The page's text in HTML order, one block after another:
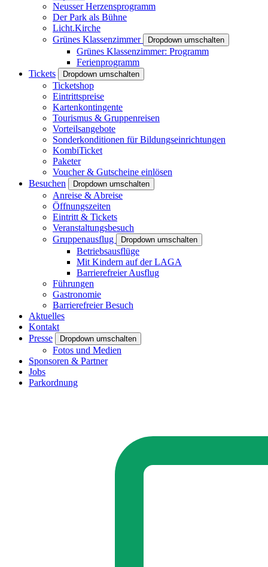
Neusser Herzensprogramm
Der Park als Bühne
Licht.Kirche
Grünes Klassenzimmer
Dropdown umschalten
Grünes Klassenzimmer: Programm
Ferienprogramm
Tickets
Dropdown umschalten
Ticketshop
Eintrittspreise
Kartenkontingente
Tourismus & Gruppenreisen
Vorteilsangebote
Sonderkonditionen für Bildungseinrichtungen
KombiTicket
Paketer
Voucher & Gutscheine einlösen
Besuchen
Dropdown umschalten
Anreise & Abreise
Öffnungszeiten
Eintritt & Tickets
Veranstaltungsbesuch
Gruppenausflug
Dropdown umschalten
Betriebsausflüge
Mit Kindern auf der LAGA
Barrierefreier Ausflug
Führungen
Gastronomie
Barrierefreier Besuch
Aktuelles
Kontakt
Presse
Dropdown umschalten
Fotos und Medien
Sponsoren & Partner
Jobs
Parkordnung